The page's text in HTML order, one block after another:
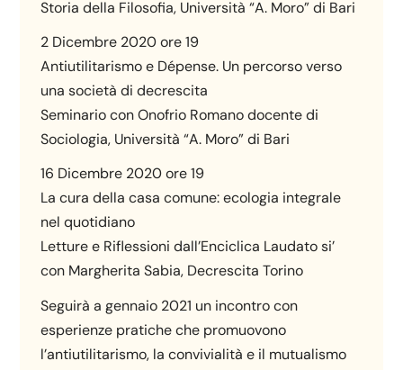
Storia della Filosofia, Università “A. Moro” di Bari
2 Dicembre 2020 ore 19
Antiutilitarismo e Dépense. Un percorso verso
una società di decrescita
Seminario con Onofrio Romano docente di
Sociologia, Università “A. Moro” di Bari
16 Dicembre 2020 ore 19
La cura della casa comune: ecologia integrale
nel quotidiano
Letture e Riflessioni dall’Enciclica Laudato si’
con Margherita Sabia, Decrescita Torino
Seguirà a gennaio 2021 un incontro con
esperienze pratiche che promuovono
l’antiutilitarismo, la convivialità e il mutualismo